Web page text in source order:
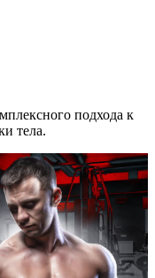
подхода к
тела.